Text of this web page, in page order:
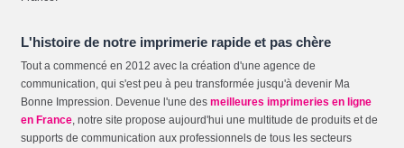
L'histoire de notre imprimerie rapide et pas chère
Tout a commencé en 2012 avec la création d'une agence de
communication, qui s'est peu à peu transformée jusqu'à devenir Ma
Bonne Impression. Devenue l'une des meilleures imprimeries en ligne
en France, notre site propose aujourd'hui une multitude de produits et de
supports de communication aux professionnels de tous les secteurs